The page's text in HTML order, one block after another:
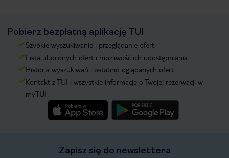
Pobierz bezpłatną aplikację TUI
Szybkie wyszukiwanie i przeglądanie ofert
Lista ulubionych ofert i możliwość ich udostępniania
Historia wyszukiwań i ostatnio oglądanych ofert
Kontakt z TUI i wszystkie informacje o Twojej rezerwacji w
myTUI
Zapisz się do newslettera